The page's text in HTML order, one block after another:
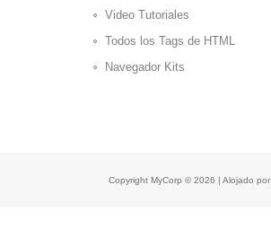
Video Tutoriales
Todos los Tags de HTML
Navegador Kits
Copyright MyCorp © 2026 | Alojado por